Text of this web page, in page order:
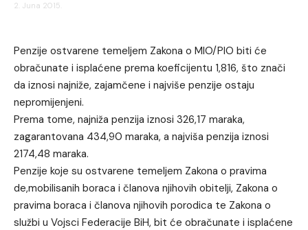
2. Juna 2015.
Penzije ostvarene temeljem Zakona o MIO/PIO biti će
obračunate i isplaćene prema koeficijentu 1,816, što znači
da iznosi najniže, zajamčene i najviše penzije ostaju
nepromijenjeni.
Prema tome, najniža penzija iznosi 326,17 maraka,
zagarantovana 434,90 maraka, a najviša penzija iznosi
2174,48 maraka.
Penzije koje su ostvarene temeljem Zakona o pravima
de,mobilisanih boraca i članova njihovih obitelji, Zakona o
pravima boraca i članova njihovih porodica te Zakona o
službi u Vojsci Federacije BiH, bit će obračunate i isplaćene